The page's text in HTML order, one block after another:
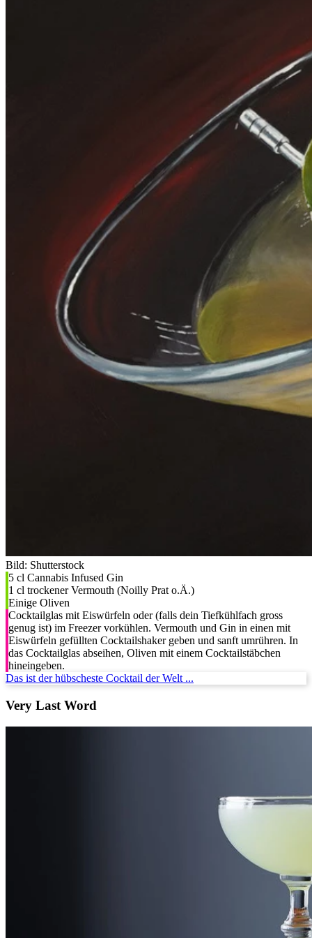
Bild: Shutterstock
5 cl Cannabis Infused Gin
1 cl trockener Vermouth (Noilly Prat o.Ä.)
Einige Oliven
Cocktailglas mit Eiswürfeln oder (falls dein Tiefkühlfach gross
genug ist) im Freezer vorkühlen. Vermouth und Gin in einen mit
Eiswürfeln gefüllten Cocktailshaker geben und sanft umrühren. In
das Cocktailglas abseihen, Oliven mit einem Cocktailstäbchen
hineingeben.
Das ist der hübscheste Cocktail der Welt ...
Very Last Word